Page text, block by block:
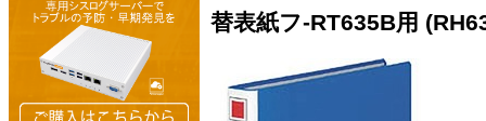
替表紙フ-RT635B用